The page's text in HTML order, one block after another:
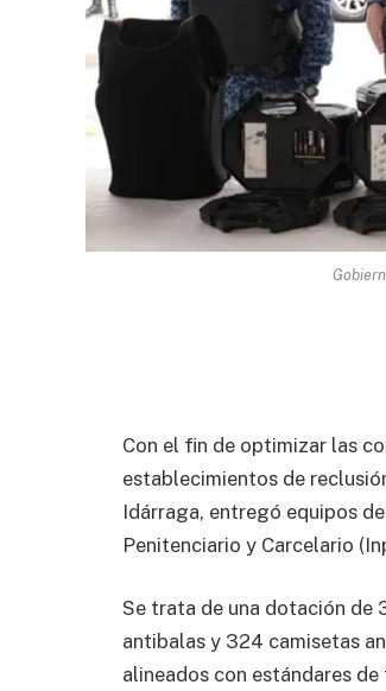
Con el fin de optimizar las
establecimientos de
Idárraga, entregó equipos
Penitenciario y Carcelario
Se trata de una dotación de
antibalas y 324 camisetas
alineados con estándares